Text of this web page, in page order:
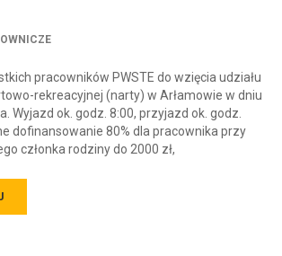
pracowników PWSTE do wzięcia udziału
rekreacyjnej (narty) w Arłamowie w dniu
Wyjazd ok. godz. 8:00, przyjazd ok. godz.
dofinansowanie 80% dla pracownika przy
członka rodziny do 2000 zł,